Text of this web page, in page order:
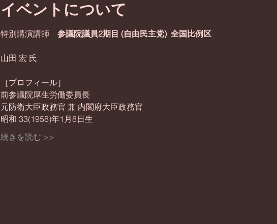
イベントについて
特別講演講師 参議院議員2期目 (自由民主党)  全国比例区
［プロフィール］
前参議院厚生労働委員長
元防衛大臣政務官 兼 内閣府大臣政務官
昭和 33(1958)年1月8日生
続きを読む >>